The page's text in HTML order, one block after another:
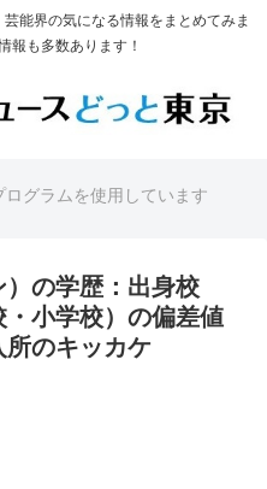
能界の気になる情報をまとめてみま
報も多数あります！
グラムを使用しています
の学歴：出身校
・小学校）の偏差値
所のキッカケ